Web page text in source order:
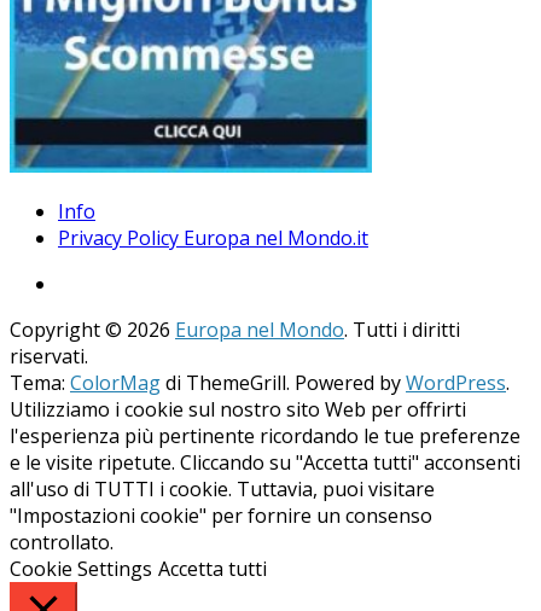
Info
Privacy Policy Europa nel Mondo.it
Copyright © 2026 Europa nel Mondo. Tutti i diritti
riservati.
Tema: ColorMagdi ThemeGrill. Powered byWordPress.
Utilizziamo i cookie sul nostro sito Web per offrirti
l'esperienza più pertinente ricordando le tue preferenze
e le visite ripetute. Cliccando su "Accetta tutti" acconsenti
all'uso di TUTTI i cookie. Tuttavia, puoi visitare
"Impostazioni cookie" per fornire un consenso
controllato.
Cookie Settings Accetta tutti